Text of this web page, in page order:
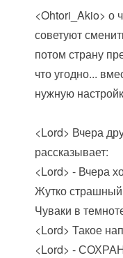
<Ohtori_Akio> о
советуют
потом страну
что угодно...
нужную
<Lord> Вчера
рассказывает:
<Lord> - Вчера
Жутко страшный
Чуваки в
<Lord> Такое
<Lord> -